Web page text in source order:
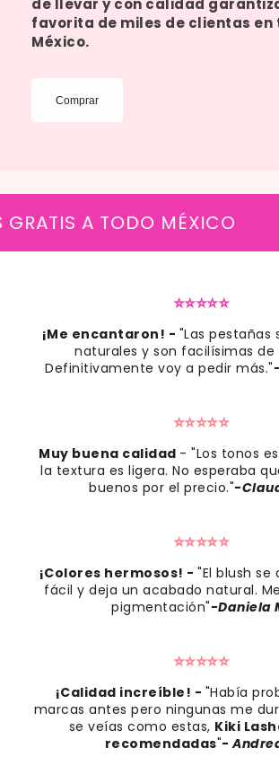
de llevar y con calidad
favorita de miles de clientas en
México.
Comprar
A TODO MÉXICO
⭐⭐⭐⭐⭐
¡Me encantaron! - "Las pestañas
naturales y son facilísimas de
Definitivamente voy a pedir más."
⭐⭐⭐⭐⭐
Muy buena calidad - "Los tonos
la textura es ligera. No esperaba
buenos por el precio."-
⭐⭐⭐⭐⭐
¡Colores hermosos! -"El blush
fácil y deja un acabado natural.
pigmentación"-Daniela
⭐⭐⭐⭐⭐
¡Calidad increíble! - "Había
marcas antes pero ningunas me
se veías como estas, Kiki
recomendadas"-